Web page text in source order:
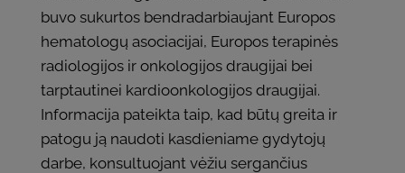
buvo sukurtos bendradarbiaujant Europos
hematologų asociacijai, Europos terapinės
radiologijos ir onkologijos draugijai bei
tarptautinei kardioonkologijos draugijai.
Informacija pateikta taip, kad būtų greita ir
patogu ją naudoti kasdieniame gydytojų
darbe, konsultuojant vėžiu sergančius